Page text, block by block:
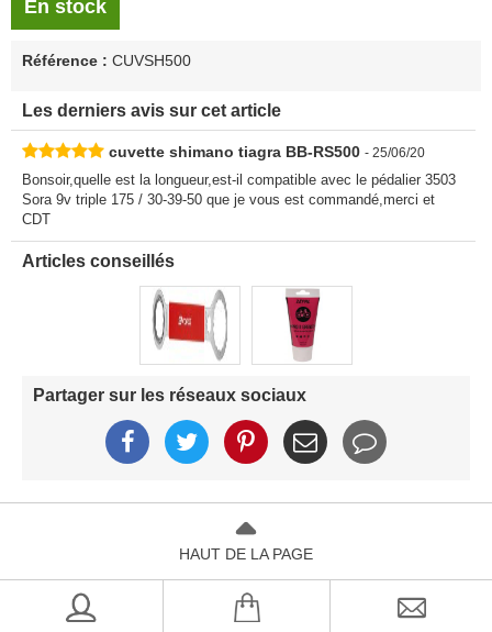
En stock
Référence : CUVSH500
Les derniers avis sur cet article
cuvette shimano tiagra BB-RS500 - 25/06/20
Bonsoir,quelle est la longueur,est-il compatible avec le pédalier 3503
Sora 9v triple 175 / 30-39-50 que je vous est commandé,merci et
CDT
Articles conseillés
Partager sur les réseaux sociaux
HAUT DE LA PAGE